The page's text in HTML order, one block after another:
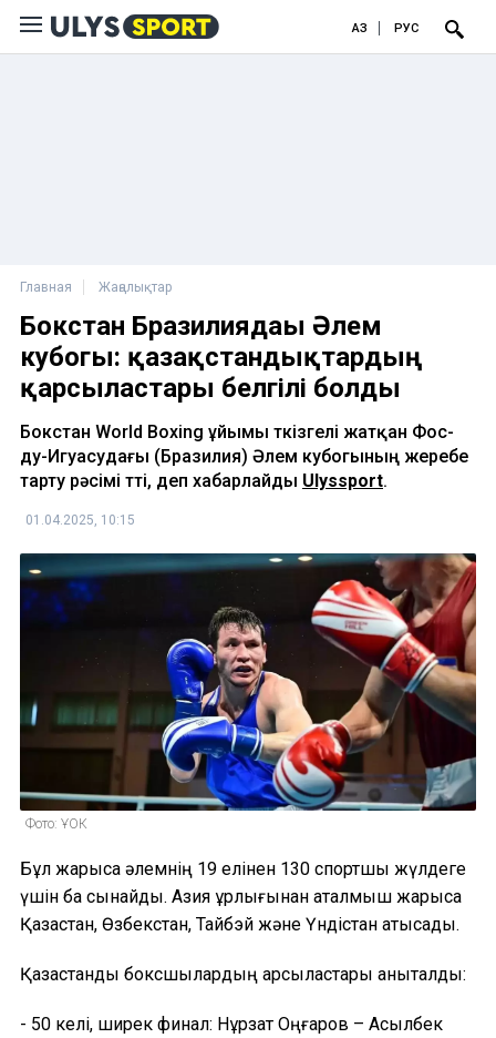
ҚАЗ РУС
Главная Жаңалықтар
Бокстан Бразилиядағы Әлем
кубогы: қазақстандықтардың
қарсыластары белгілі болды
Бокстан World Boxing ұйымы өткізгелі жатқан Фос-
ду-Игуасудағы (Бразилия) Әлем кубогының жеребе
тарту рәсімі өтті, деп хабарлайды Ulyssport.
01.04.2025, 10:15
Фото: ҰОК
Бұл жарысқа әлемнің 19 елінен 130 спортшы жүлдеге
үшін бақ сынайды. Азия құрлығынан аталмыш жарысқа
Қазақстан, Өзбекстан, Тайбэй және Үндістан қатысады.
Қазақстандық боксшылардың қарсыластары анықталды:
- 50 келі, ширек финал: Нұрзат Оңғаров – Асылбек